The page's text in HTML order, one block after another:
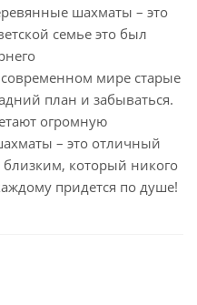
шахматы – это
семье это был
мире старые
план и забываться.
огромную
– это отличный
близким, который никого
придется по душе!